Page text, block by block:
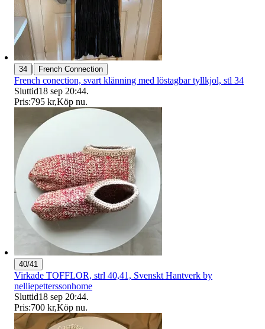
34 | French Connection
French conection, svart klänning med löstagbar tyllkjol, stl 34
Sluttid18 sep 20:44.
Pris:795 kr,Köp nu.
40/41
Virkade TOFFLOR, strl 40,41, Svenskt Hantverk by
nelliepetterssonhome
Sluttid18 sep 20:44.
Pris:700 kr,Köp nu.